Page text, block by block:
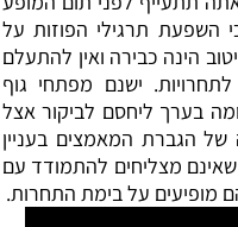
השפעת תרגילי הפוזות על
הינה כבירה ואין להתעלם
ישנם מפתחי גוף
בערך ליחסם לביקור אצל
הגברת המאמצים בעניין
שאינם מצליחים להתמודד עם
מופיעים על בימת התחרות.